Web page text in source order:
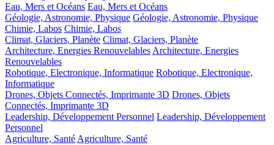
Eau, Mers et Océans Eau, Mers et Océans
Géologie, Astronomie, Physique Géologie, Astronomie, Physique
Chimie, Labos Chimie, Labos
Climat, Glaciers, Planète Climat, Glaciers, Planète
Architecture, Energies RenouvelablesArchitecture, Energies
Renouvelables
Robotique, Electronique, Informatique Robotique, Electronique,
Informatique
Drones, Objets Connectés, Imprimante 3D Drones, Objets
Connectés, Imprimante 3D
Leadership, Développement Personnel Leadership, Développement
Personnel
Agriculture, SantéAgriculture, Santé